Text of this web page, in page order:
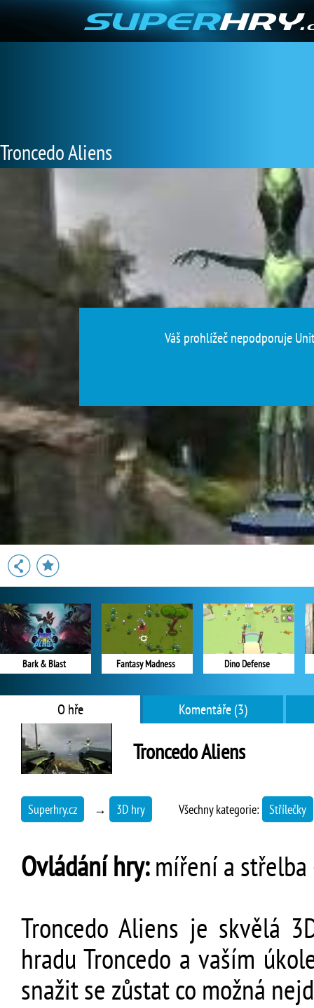
Troncedo Aliens
Váš prohlížeč nepodporuje
Bark & Blast Fantasy Madness Dino Defense
O hře Komentáře (3)
Troncedo Aliens
Superhry.cz → 3D hry Všechny kategorie: Střílečky
Ovládání hry:míření a střelba
Troncedo Aliens je skvělá
hradu Troncedo a vaším
snažit se zůstat co možná